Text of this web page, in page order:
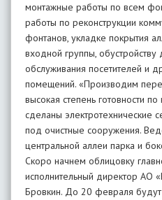
монтажные работы по всем
работы по реконструкции
фонтанов, укладке покрытия
входной группы, обустройству
обслуживания посетителей и
помещений. «Производим
высокая степень готовности
сделаны электротехнические
под очистные сооружения.
центральной аллеи парка и
Скоро начнем облицовку
исполнительный директор АО
Бровкин. До 20 февраля